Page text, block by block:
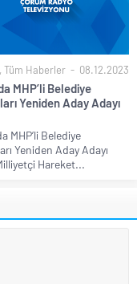
, Tüm Haberler 08.12.2023
MHP’li Belediye
Yeniden Aday Adayı
MHP’li Belediye
Yeniden Aday Adayı
Hareket...